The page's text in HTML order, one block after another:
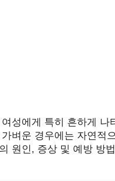
성에게 특히 흔하게 나
벼운 경우에는 자연적
원인, 증상 및 예방 방